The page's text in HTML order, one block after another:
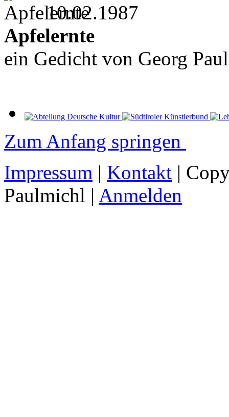
10.02.1987
Apfelernte
ein Gedicht von Georg
Zum Anfang springen
Impressum | Kontakt |
Paulmichl | Anmelden